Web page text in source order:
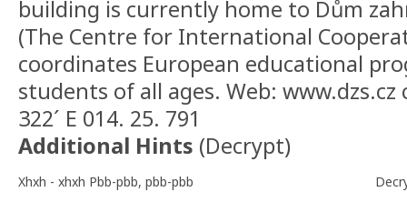
building is currently home to Dům
(The Centre for International
coordinates European educational
students of all ages. Web: www.dzs.cz
322´ E 014. 25. 791
Additional Hints (Decrypt)
Xhxh - xhxh Pbb-pbb, pbb-pbb